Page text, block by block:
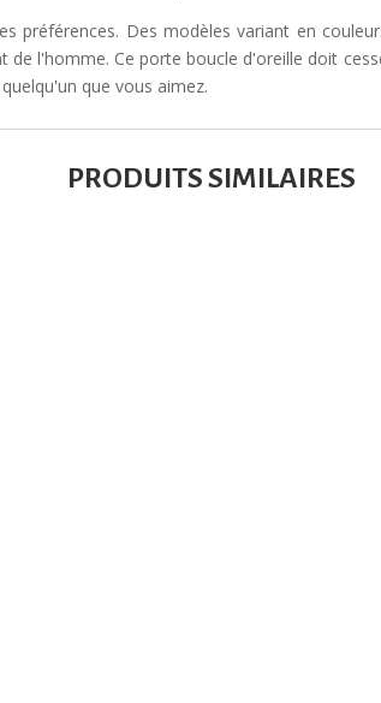
préférences. Des modèles variant en
l'homme. Ce porte boucle d'oreille doit
que vous aimez.
PRODUITS SIMILAIRES